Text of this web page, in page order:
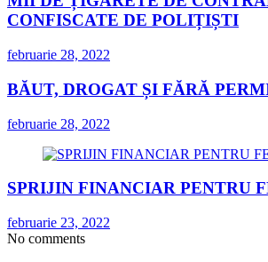
CONFISCATE DE POLIȚIȘTI
februarie 28, 2022
BĂUT, DROGAT ȘI FĂRĂ
februarie 28, 2022
SPRIJIN FINANCIAR PENTRU
februarie 23, 2022
No comments